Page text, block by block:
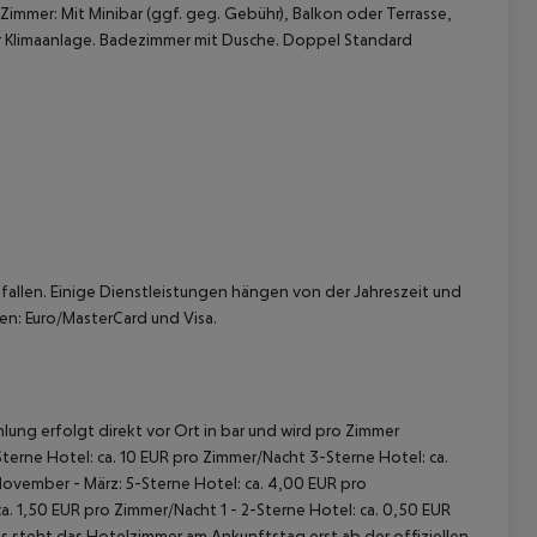
Mit Minibar (ggf. geg. Gebühr), Balkon oder Terrasse,
Badezimmer mit Dusche. Doppel Standard
Einige Dienstleistungen hängen von der Jahreszeit und
Euro/MasterCard und Visa.
erfolgt direkt vor Ort in bar und wird pro Zimmer
Hotel: ca. 10 EUR pro Zimmer/Nacht 3-Sterne Hotel: ca.
- März: 5-Sterne Hotel: ca. 4,00 EUR pro
EUR pro Zimmer/Nacht 1 - 2-Sterne Hotel: ca. 0,50 EUR